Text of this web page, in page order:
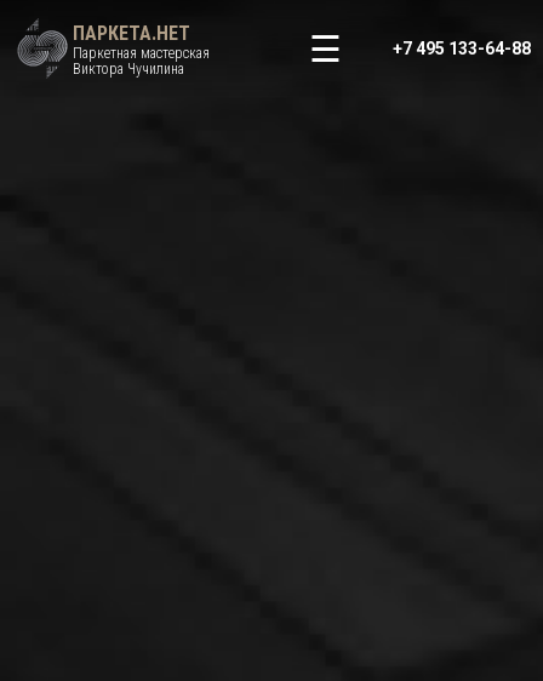
ПАРКЕТА.НЕТ
Паркетная мастерская
Виктора Чучилина
+7 495 133-64-88